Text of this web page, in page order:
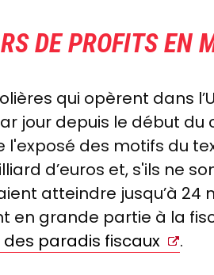
DE PROFITS EN
qui opèrent dans
jour depuis le début
l'exposé des motifs du
d’euros et, s'ils ne
atteindre jusqu’à 24
en grande partie à la
paradis fiscaux .